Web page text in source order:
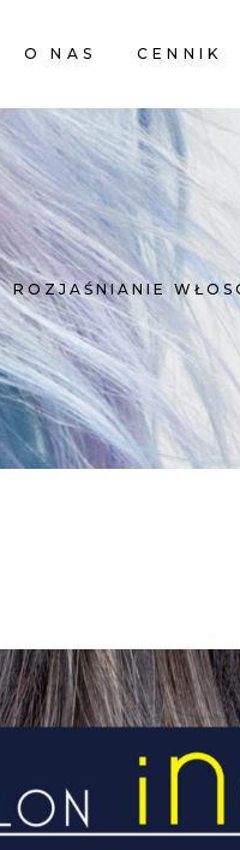
O NAS CENNIK
ROZJAŚNIANIE